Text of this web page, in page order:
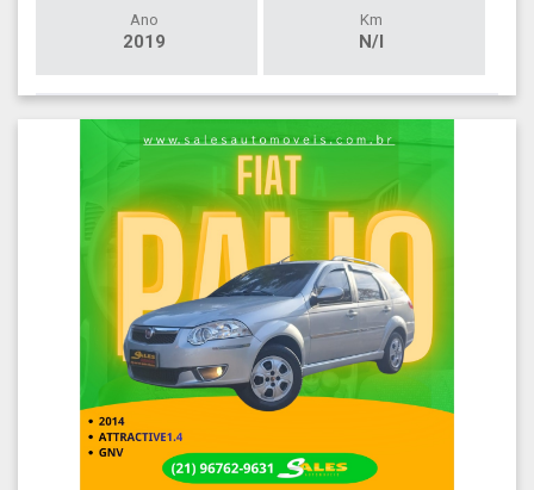
Ano
2019
Km
N/I